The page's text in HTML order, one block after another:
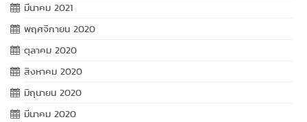
มีนาคม 2021
พฤศจิกายน 2020
ตุลาคม 2020
สิงหาคม 2020
มิถุนายน 2020
มีนาคม 2020